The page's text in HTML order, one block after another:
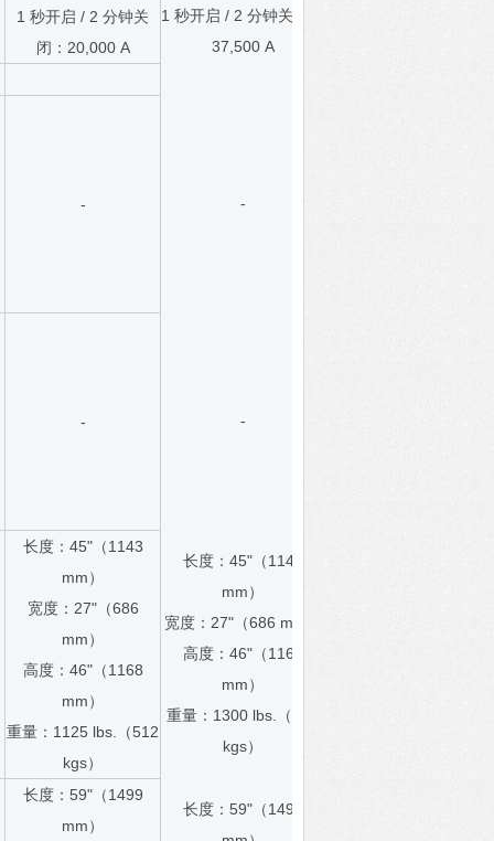
1 秒开启 / 2 分钟关
闭：20,000 A
1 秒开启 / 2 分钟关闭：
37,500 A
- -
- -
长度：45"（1143
mm）
宽度：27"（686
mm）
高度：46"（1168
mm）
重量：1125 lbs.（512
kgs）
长度：45"（1143
mm）
宽度：27"（686 mm）
高度：46"（1168
mm）
重量：1300 lbs.（590
kgs）
长度：59"（1499
mm）
长度：59"（1499